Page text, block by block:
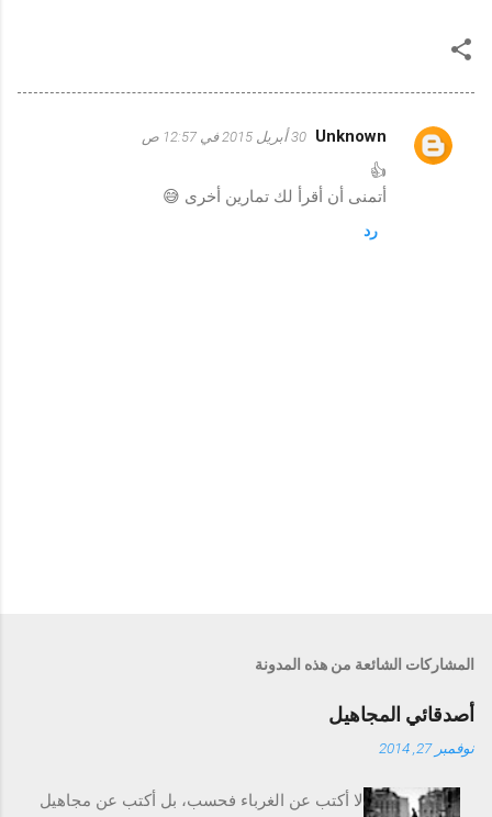
ت
Unknown 30 أبريل 2015 في 12:57 ص
👍
أتمنى أن أقرأ لك تمارين أخرى 😅
رد
ا
ع
ق
المشاركات الشائعة من هذه المدونة
أصدقائي المجاهيل
نوفمبر 27, 2014
لا أكتب عن الغرباء فحسب، بل أكتب عن مجاهيل